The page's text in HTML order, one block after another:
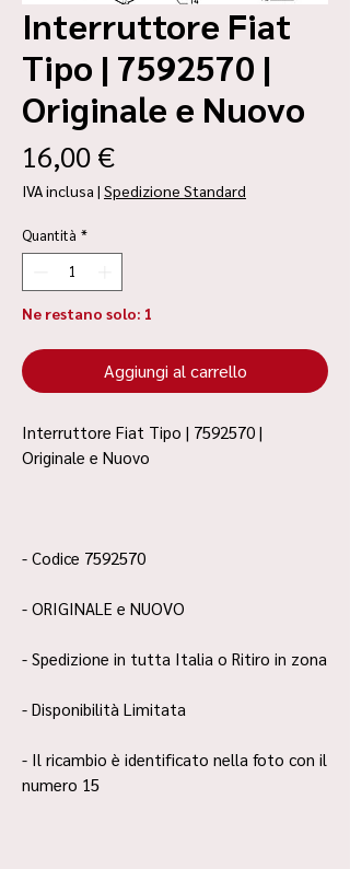
Interruttore Fiat
Tipo | 7592570 |
Originale e Nuovo
16,00 €Prezzo
IVA inclusa | Spedizione Standard
Quantità *
Ne restano solo: 1
Aggiungi al carrello
Interruttore Fiat Tipo | 7592570 |
Originale e Nuovo
- Codice 7592570
- ORIGINALE e NUOVO
- Spedizione in tutta Italia o Ritiro in zona
- Disponibilità Limitata
- Il ricambio è identificato nella foto con il
numero 15